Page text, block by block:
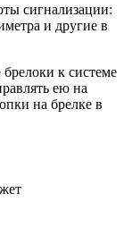
сигнализации:
и другие в
к системе
ею на
на брелке в